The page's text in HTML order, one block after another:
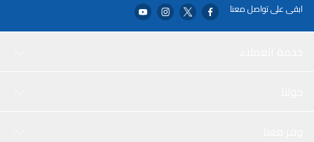
ابقى على تواصل معنا